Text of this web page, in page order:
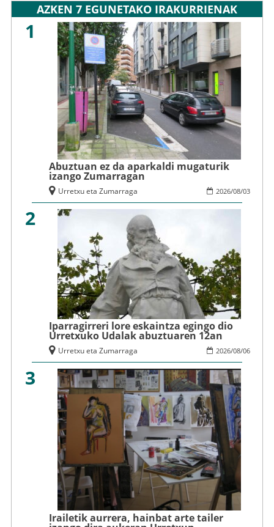
AZKEN 7 EGUNETAKO IRAKURRIENAK
1
Abuztuan ez da aparkaldi mugaturik
izango Zumarragan
2026/08/03
Urretxu eta Zumarraga
2
Iparragirreri lore eskaintza egingo dio
Urretxuko Udalak abuztuaren 12an
2026/08/06
Urretxu eta Zumarraga
3
Irailetik aurrera, hainbat arte tailer